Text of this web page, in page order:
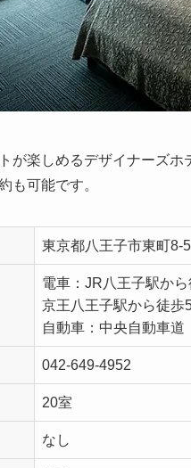
が楽しめるデザイナーズ
も可能です。
東京都八王子市東町8-5
電車：JR八王子駅か
京王八王子駅から徒歩
自動車：中央自動車
042-649-4952
20室
なし